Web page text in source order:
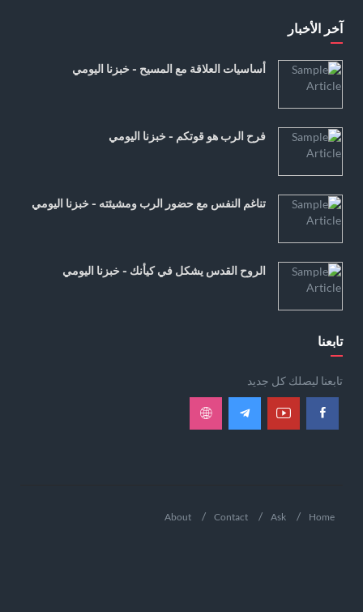
آخر الأخبار
أساسيات العلاقة مع المسيح - خبزنا اليومي
فرح الرب هو قوتكم - خبزنا اليومي
تناغم النفس مع حضور الرب ومشيئته - خبزنا اليومي
الروح القدس يشكل في كيأنك - خبزنا اليومي
تابعنا
تابعنا ليصلك كل جديد
Home
Ask
Contact
About